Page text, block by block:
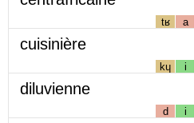
tʁ a
cuisinière
kɥ i
diluvienne
d i